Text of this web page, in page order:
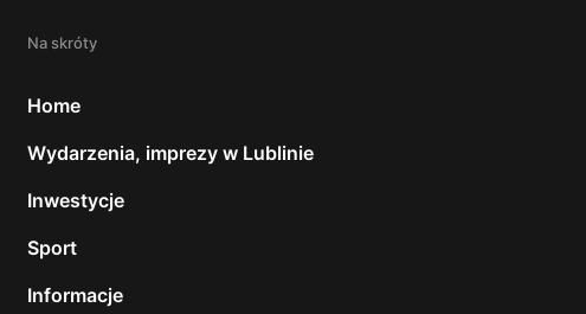
Na skróty
Home
Wydarzenia, imprezy w Lublinie
Inwestycje
Sport
Informacje